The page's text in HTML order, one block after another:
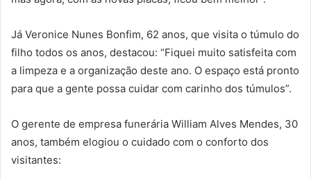
Já Veronice Nunes Bonfim, 62 anos, que visita o túmulo do
filho todos os anos, destacou: “Fiquei muito satisfeita com
a limpeza e a organização deste ano. O espaço está pronto
para que a gente possa cuidar com carinho dos túmulos”.
O gerente de empresa funerária William Alves Mendes, 30
anos, também elogiou o cuidado com o conforto dos
visitantes: